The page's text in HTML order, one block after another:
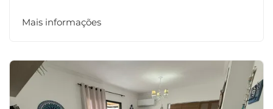
Mais informações